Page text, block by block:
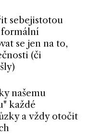
sebejistotou
formální
se jen na to,
(či
našemu
každé
a vždy otočit